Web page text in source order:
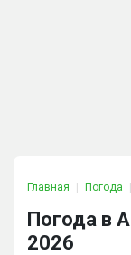
Главная Погода
Погода в
2026